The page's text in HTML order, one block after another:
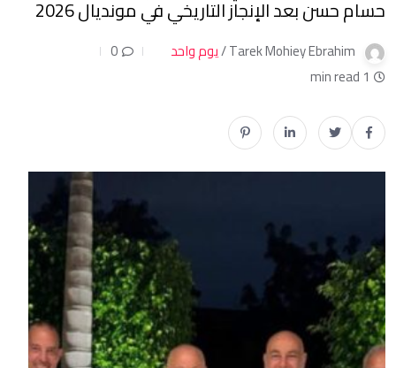
حسام حسن بعد الإنجاز التاريخي في مونديال 2026
Tarek Mohiey Ebrahim / يوم واحد
0
1 min read